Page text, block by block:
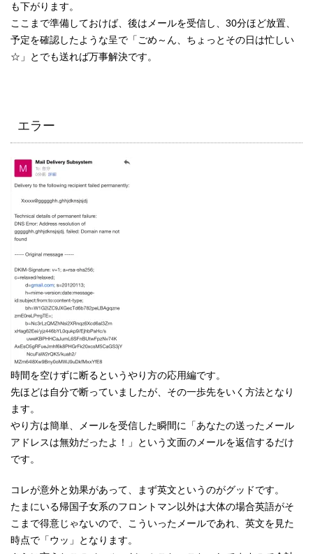
も下がります。
ここまで準備しておけば、後はメールを受信し、30分ほど放置、
予定を確認したような呈で「ごめ～ん、ちょっとその日は忙しい
☆」とでも送れば万事解決です。
エラー
時間を空けずに断るというやり方の応用編です。
先ほどは自分で断っていましたが、その一歩先をいく方法となり
ます。
やり方は簡単、メールを受信した瞬間に「あなたの送ったメール
アドレスは無効だったよ！」という文面のメールを返信するだけ
です。
コレが意外と効果があって、まず英文というのがグッドです。
たまにいる帰国子女系のフロントマン以外は大体の場合英語がそ
こまで得意じゃないので、こういったメールであれ、英文を見た
時点で「ウッ」となります。